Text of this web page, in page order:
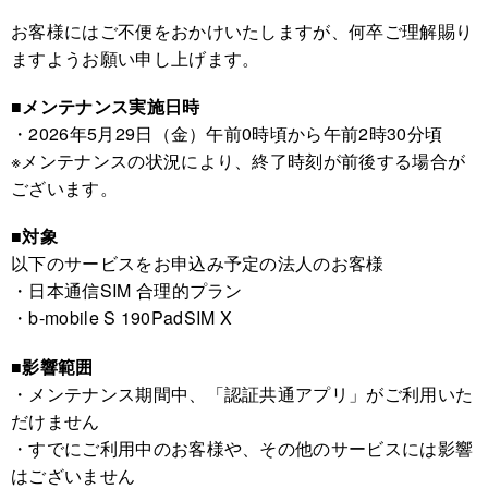
お客様にはご不便をおかけいたしますが、何卒ご理解賜り
ますようお願い申し上げます。
■メンテナンス実施日時
・2026年5月29日（金）午前0時頃から午前2時30分頃
※メンテナンスの状況により、終了時刻が前後する場合が
ございます。
■対象
以下のサービスをお申込み予定の法人のお客様
・日本通信SIM 合理的プラン
・b-mobile S 190PadSIM X
■影響範囲
・メンテナンス期間中、「認証共通アプリ」がご利用いた
だけません
・すでにご利用中のお客様や、その他のサービスには影響
はございません